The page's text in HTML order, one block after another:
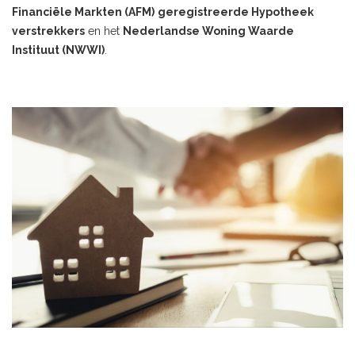
Financiële Markten (AFM) geregistreerde Hypotheek
verstrekkers en het Nederlandse Woning Waarde
Instituut (NWWI)